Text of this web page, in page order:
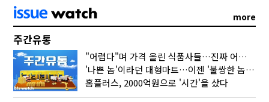
more
주간유통
"어렵다"며 가격 올린 식품사들…진짜 어려운 거 맞아?
'나쁜 놈'이라던 대형마트…이젠 '불쌍한 놈' 됐다
홈플러스, 2000억원으로 '시간'을 샀다